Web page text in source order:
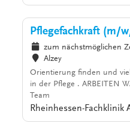
Pflegefachkraft (m/
zum nächstmöglichen
Alzey
Orientierung finden und
in der Pflege . ARBEITEN
Team
Rheinhessen-Fachklinik